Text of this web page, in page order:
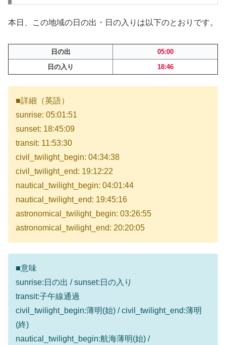
本日、この地域の日の出・日の入りは以下のとおりです。
日の出
05:00
日の入り
18:46
■詳細（英語）
sunrise: 05:01:51
sunset: 18:45:09
transit: 11:53:30
civil_twilight_begin: 04:34:38
civil_twilight_end: 19:12:22
nautical_twilight_begin: 04:01:44
nautical_twilight_end: 19:45:16
astronomical_twilight_begin: 03:26:55
astronomical_twilight_end: 20:20:05
■意味
sunrise:日の出 / sunset:日の入り
transit:子午線通過
civil_twilight_begin:薄明(始) / civil_twilight_end:薄明
(終)
nautical_twilight_begin:航海薄明(始) /